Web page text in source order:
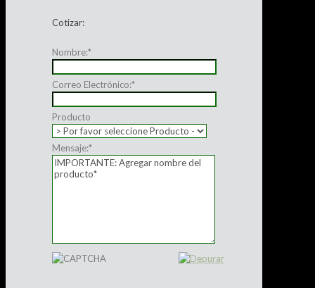
Cotizar:
Nombre:*
Correo Electrónico:*
Producto
Mensaje:*